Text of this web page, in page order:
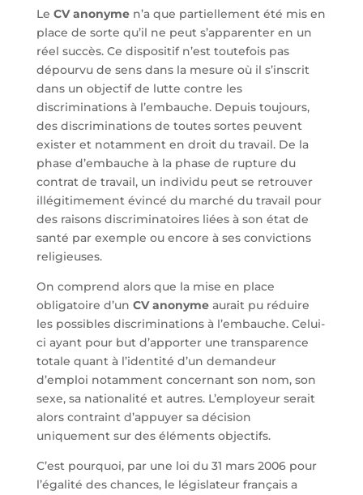
Le CV anonymen’a que partiellement été mis en
place de sorte qu’il ne peut s’apparenter en un
réel succès. Ce dispositif n’est toutefois pas
dépourvu de sens dans la mesure où il s’inscrit
dans un objectif de lutte contre les
discriminations à l’embauche. Depuis toujours,
des discriminations de toutes sortes peuvent
exister et notamment en droit du travail. De la
phase d’embauche à la phase de rupture du
contrat de travail, un individu peut se retrouver
illégitimement évincé du marché du travail pour
des raisons discriminatoires liées à son état de
santé par exemple ou encore à ses convictions
religieuses.
On comprend alors que la mise en place
obligatoire d’un CV anonymeaurait pu réduire
les possibles discriminations à l’embauche. Celui-
ci ayant pour but d’apporter une transparence
totale quant à l’identité d’un demandeur
d’emploi notamment concernant son nom, son
sexe, sa nationalité et autres. L’employeur serait
alors contraint d’appuyer sa décision
uniquement sur des éléments objectifs.
C’est pourquoi, par une loi du 31 mars 2006 pour
l’égalité des chances, le législateur français a